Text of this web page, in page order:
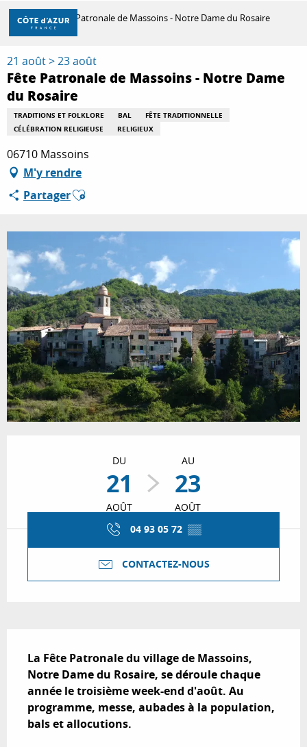
Aller
contenu
principal
DÉCOUVRIR
À FAIRE
SÉJOURNER
Accueil Fête Patronale de Massoins - Notre Dame du Rosaire
21 août > 23 août
Fête Patronale de Massoins - Notre Dame
du Rosaire
TRADITIONS ET FOLKLORE BAL
FÊTE TRADITIONNELLE
CÉLÉBRATION RELIGIEUSE
RELIGIEUX
06710 Massoins
M'y rendre
PartagerAjouter aux favoris
DU
21
AOÛT
AU
23
AOÛT
04 93 05 72 ▒▒
CONTACTEZ-NOUS
La Fête Patronale du village de Massoins,
Notre Dame du Rosaire, se déroule chaque
année le troisième week-end d'août. Au
programme, messe, aubades à la population,
bals et allocutions.